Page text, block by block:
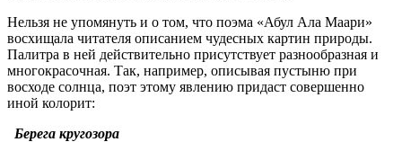
Нельзя не упомянуть и о том, что поэма «Абул Ала Маари»
восхищала читателя описанием чудесных картин природы.
Палитра в ней действительно присутствует разнообразная и
многокрасочная. Так, например, описывая пустыню при
восходе солнца, поэт этому явлению придаст совершенно
иной колорит:
Берега кругозора